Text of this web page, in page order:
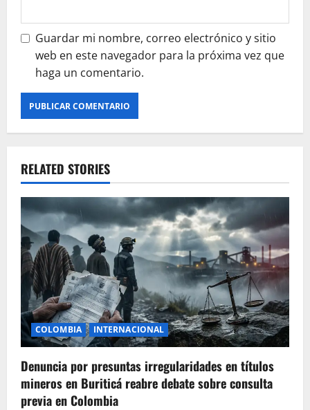
Guardar mi nombre, correo electrónico y sitio
web en este navegador para la próxima vez que
haga un comentario.
RELATED STORIES
COLOMBIA INTERNACIONAL
Denuncia por presuntas irregularidades en títulos
mineros en Buriticá reabre debate sobre consulta
previa en Colombia